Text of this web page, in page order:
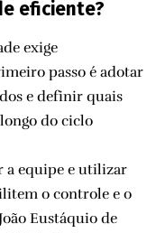
eficiente?
exige
passo é adotar
e definir quais
do ciclo
a equipe e utilizar
o controle e o
Eustáquio de